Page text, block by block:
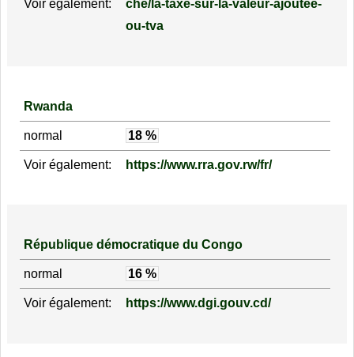
Voir également:
che/la-taxe-sur-la-valeur-ajoutee-
ou-tva
Rwanda
normal 18 %
Voir également: https://www.rra.gov.rw/fr/
République démocratique du Congo
normal 16 %
Voir également: https://www.dgi.gouv.cd/